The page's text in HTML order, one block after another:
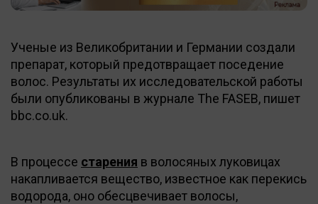
Ученые из Великобритании и Германии создали
препарат, который предотвращает поседение
волос. Результаты их исследовательской работы
были опубликованы в журнале The FASEB, пишет
bbc.co.uk.
В процессе старения в волосяных луковицах
накапливается вещество, известное как перекись
водорода, оно обесцвечивает волосы,